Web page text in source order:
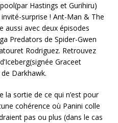
Hastings et Gurihiru)
surprise ! Ant-Man & The
aussi avec deux épisodes
Predators de Spider-Gwen
Rodriguez. Retrouvez
Graceet
Darkhawk.
la sortie de ce qui n’est pour
cohérence où Panini colle
pas ou plus (dans le cas